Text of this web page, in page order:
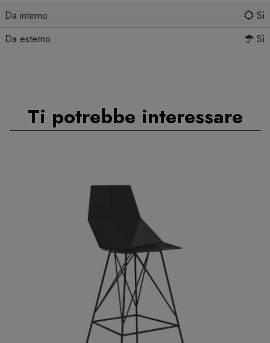
Da interno
Sì
Da esterno
Sì
Ti potrebbe interessare